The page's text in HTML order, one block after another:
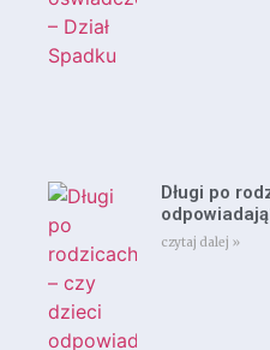
Długi po
czytaj dalej »